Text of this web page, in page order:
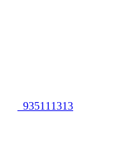
935111313